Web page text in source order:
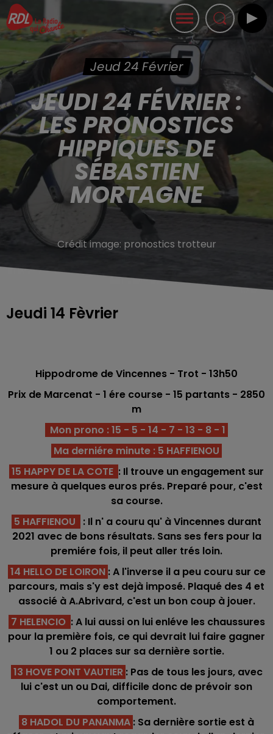
Jeud 24 Février
JEUDI 24 FÉVRIER :
LES PRONOSTICS
HIPPIQUES DE
SÉBASTIEN
MORTAGNE
Crédit image: pronostics trotteur
Jeudi 14 Fèvrier
Hippodrome de Vincennes - Trot - 13h50
Prix de Marcenat - 1 ére course - 15 partants - 2850
m
Mon prono : 15 - 5 - 14 - 7 - 13 - 8 - 1
Ma derniére minute : 5 HAFFIENOU
15 HAPPY DE LA COTE : Il trouve un engagement sur
mesure à quelques euros prés. Preparé pour, c'est
sa course.
5 HAFFIENOU
: Il n' a couru qu' à Vincennes durant
2021 avec de bons résultats. Sans ses fers pour la
premiére fois, il peut aller trés loin.
14 HELLO DE LOIRON : A l'inverse il a peu couru sur ce
parcours, mais s'y est dejà imposé. Plaqué des 4 et
associé à A.Abrivard, c'est un bon coup à jouer.
7 HELENCIO : A lui aussi on lui enléve les chaussures
pour la première fois, ce qui devrait lui faire gagner
1 ou 2 places sur sa dernière sortie.
13 HOVE PONT VAUTIER : Pas de tous les jours, avec
lui c'est un ou Dai, difficile donc de prévoir son
comportement.
8 HADOL DU PANANMA : Sa dernière sortie est à